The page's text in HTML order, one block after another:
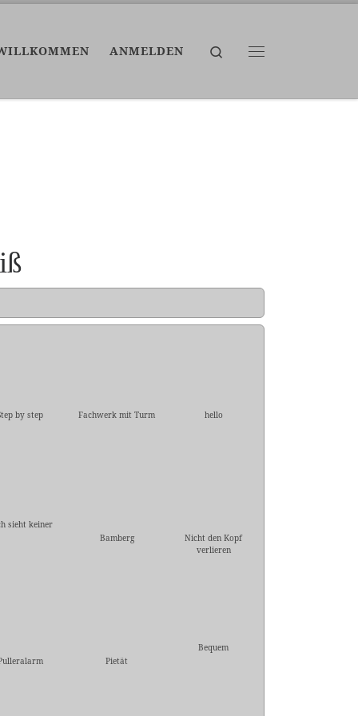
ANMELDEN
Search
by step Fachwerk mit Turm hello
sieht keiner
Bamberg
Nicht den Kopf
verlieren
Pietät
Bequem